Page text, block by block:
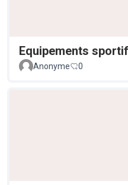
Equipements
Anonyme
0